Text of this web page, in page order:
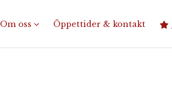
Om oss Öppettider & kontakt